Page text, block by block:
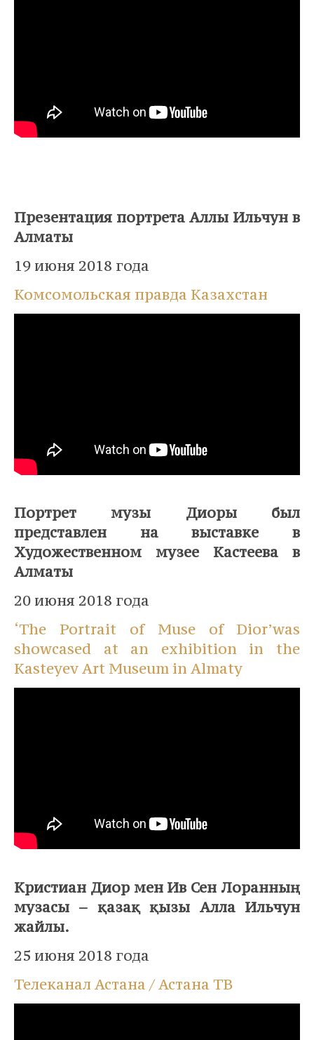
Презентация портрета Аллы Ильчун в
Алматы
19 июня 2018 года
Комсомольская правда Казахстан
Портрет музы Диоры был
представлен на выставке в
Художественном музее Кастеева в
Алматы
20 июня 2018 года
‘The Portrait of Muse of Dior’was
showcased at an exhibition in the
Kasteyev Art Museum in Almaty
Кристиан Диор мен Ив Сен Лоранның
музасы – қазақ қызы Алла Ильчун
жайлы.
25 июня 2018 года
Телеканал Астана / Астана ТВ